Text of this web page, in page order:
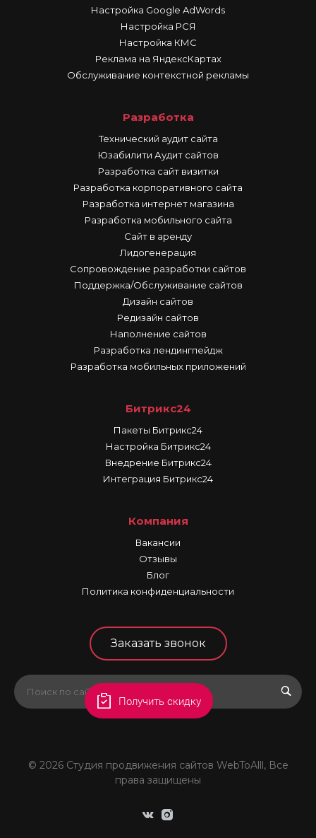
Настройка Google AdWords
Настройка РСЯ
Настройка КМС
Реклама на ЯндексКартах
Обслуживание контекстной рекламы
Разработка
Технический аудит сайта
Юзабилити Аудит сайтов
Разработка сайт визитки
Разработка корпоративного сайта
Разработка интернет магазина
Разработка мобильного сайта
Сайт в аренду
Лидогенерация
Сопровождение разработки сайтов
Поддержка/Обслуживание сайтов
Дизайн сайтов
Редизайн сайтов
Наполнение сайтов
Разработка лендингпейдж
Разработка мобильных приложений
Битрикс24
Пакеты Битрикс24
Настройка Битрикс24
Внедрение Битрикс24
Интеграция Битрикс24
Компания
Вакансии
Отзывы
Блог
Политика конфиденциальности
Заказать звонок
© 2026 Студия продвижения сайтов WebToAlll, Все
права защищены
Получить скидку